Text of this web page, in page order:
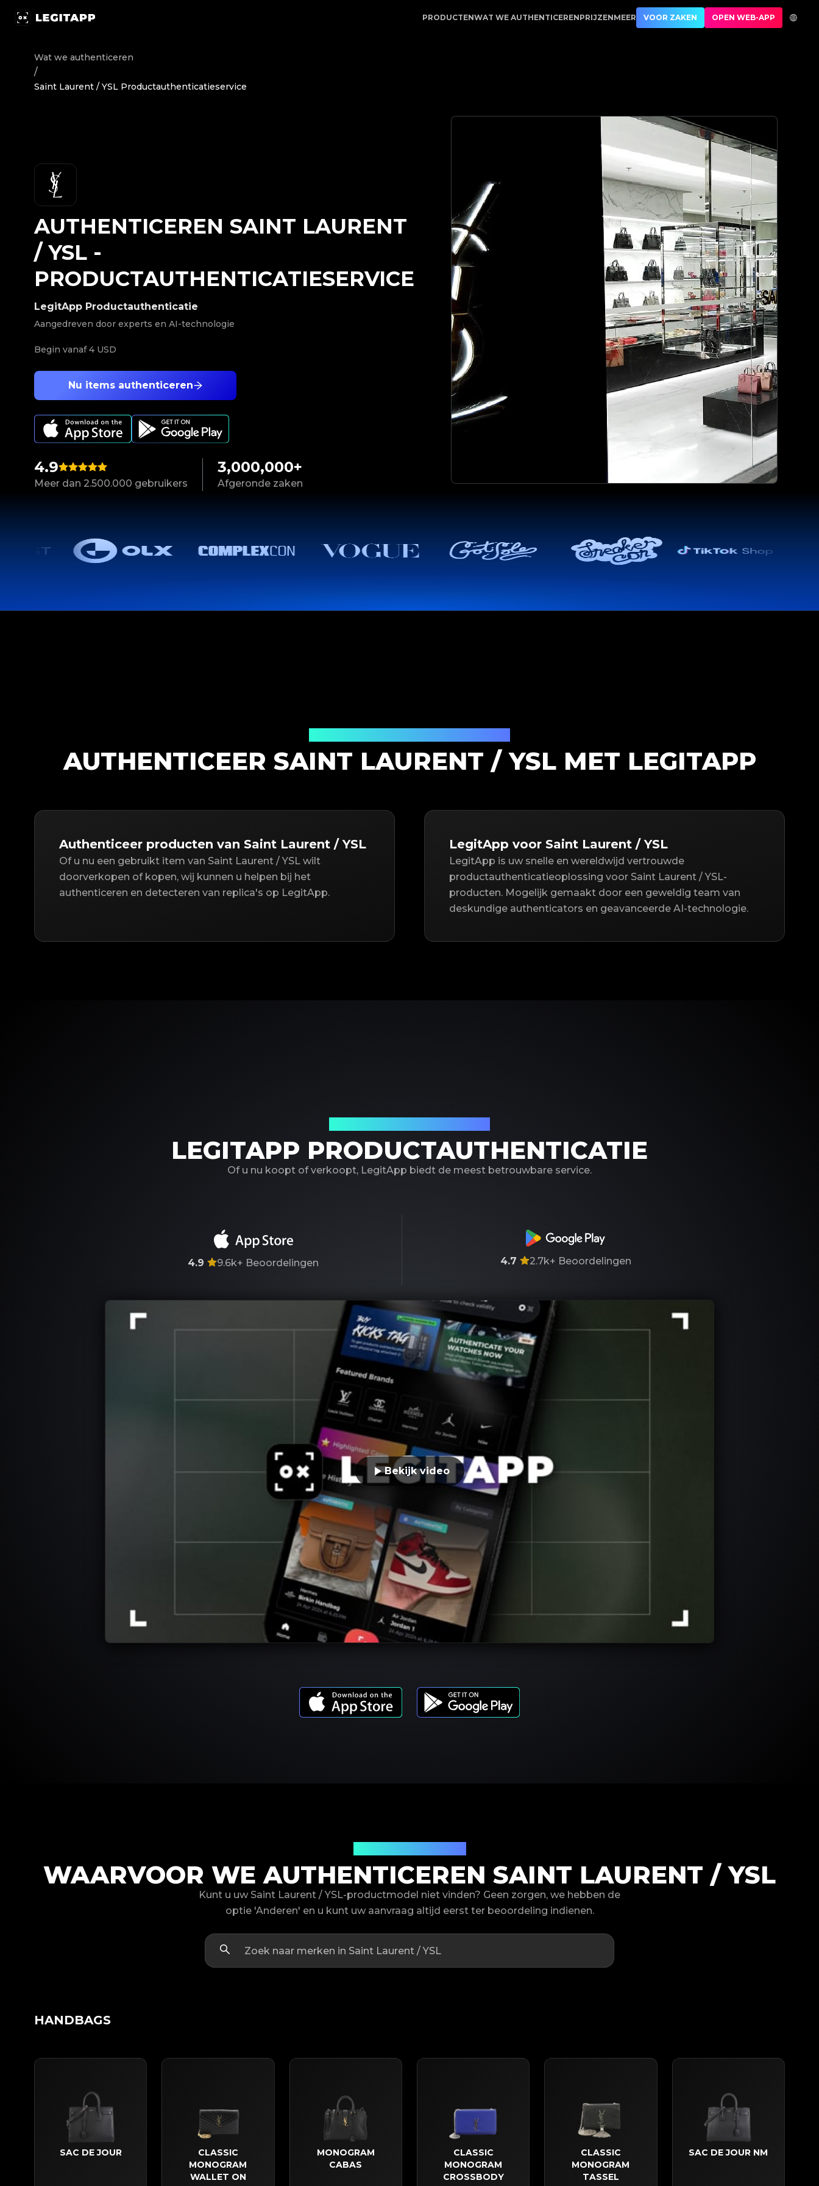
Authenticeren Saint Laurent / YSL - Productauthenticatieservice | LegitApp | Uw betrouwbare partner voor luxe productauthenticatie | No.1 Best Authentication
PRODUCTENWAT WE AUTHENTICERENPRIJZENMEER VOOR ZAKEN OPEN WEB-APP
Wat we authenticeren
/
Saint Laurent / YSL Productauthenticatieservice
4.9
Meer dan 2.500.000 gebruikers
3,000,000+
Afgeronde zaken
Nu items authenticeren
LegitApp Productauthenticatie
Aangedreven door experts en AI-technologie
Begin vanaf4 USD
AUTHENTICEREN SAINT LAURENT
/ YSL -
PRODUCTAUTHENTICATIESERVICE
AUTHENTICEER SAINT LAURENT / YSL MET LEGITAPP
Authenticeer producten van Saint Laurent / YSL
Of u nu een gebruikt item van Saint Laurent / YSL wilt
doorverkopen of kopen, wij kunnen u helpen bij het
authenticeren en detecteren van replica's op LegitApp.
LegitApp voor Saint Laurent / YSL
LegitApp is uw snelle en wereldwijd vertrouwde
productauthenticatieoplossing voor Saint Laurent / YSL-
producten. Mogelijk gemaakt door een geweldig team van
deskundige authenticators en geavanceerde AI-technologie.
LEGITAPP PRODUCTAUTHENTICATIE
Of u nu koopt of verkoopt, LegitApp biedt de meest betrouwbare service.
4.9 9.6k+ Beoordelingen 4.7 2.7k+ Beoordelingen
Bekijk video
WAARVOOR WE AUTHENTICEREN SAINT LAURENT / YSL
Kunt u uw Saint Laurent / YSL-productmodel niet vinden? Geen zorgen, we hebben de
optie 'Anderen' en u kunt uw aanvraag altijd eerst ter beoordeling indienen.
HANDBAGS
SAC DE JOUR
CLASSIC
MONOGRAM
WALLET ON
MONOGRAM
CABAS
CLASSIC
MONOGRAM
CROSSBODY
CLASSIC
MONOGRAM
TASSEL
SAC DE JOUR NM